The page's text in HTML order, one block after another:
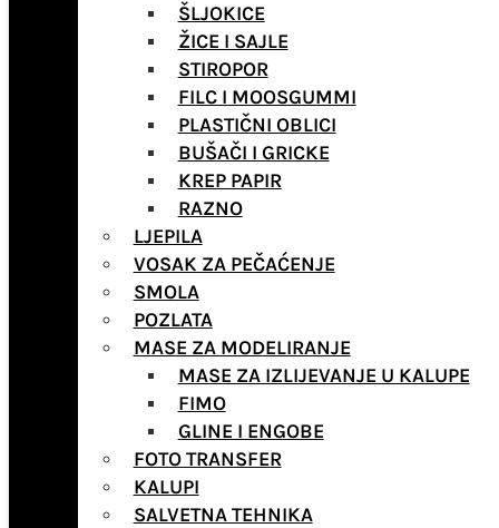
ŠLJOKICE
ŽICE I SAJLE
STIROPOR
FILC I MOOSGUMMI
PLASTIČNI OBLICI
BUŠAČI I GRICKE
KREP PAPIR
RAZNO
LJEPILA
VOSAK ZA PEČAĆENJE
SMOLA
POZLATA
MASE ZA MODELIRANJE
MASE ZA IZLIJEVANJE U KALUPE
FIMO
GLINE I ENGOBE
FOTO TRANSFER
KALUPI
SALVETNA TEHNIKA